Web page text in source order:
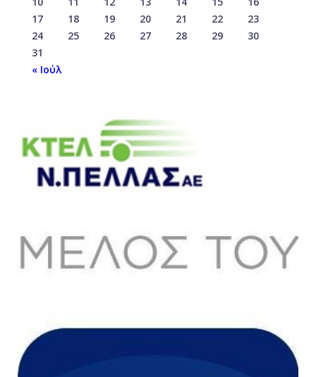
17
18 19 20 21 22
23
24
25 26 27 28 29
30
31
« Ιούλ